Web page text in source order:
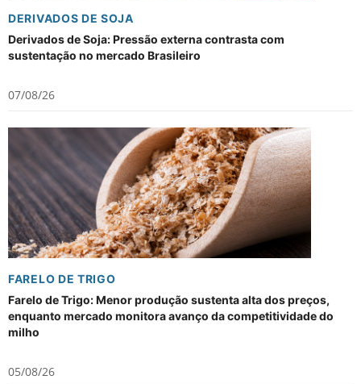
DERIVADOS DE SOJA
Derivados de Soja: Pressão externa contrasta com
sustentação no mercado Brasileiro
07/08/26
FARELO DE TRIGO
Farelo de Trigo: Menor produção sustenta alta dos preços,
enquanto mercado monitora avanço da competitividade do
milho
05/08/26